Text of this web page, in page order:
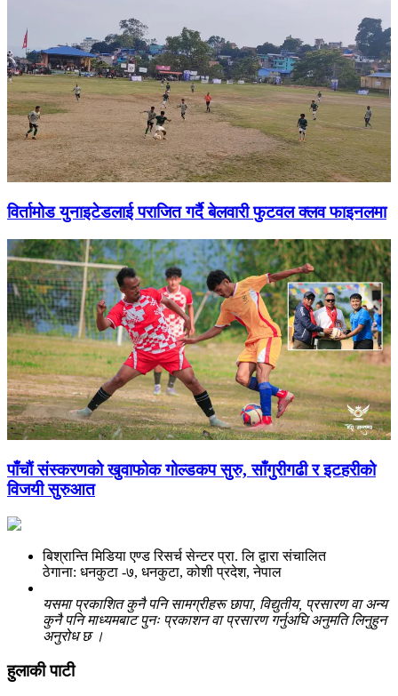
विर्तामोड युनाइटेडलाई पराजित गर्दै बेलवारी फुटवल क्लव फाइनलमा
पाँचाैं संस्करणको खुवाफोक गोल्डकप सुरु, साँगुरीगढी र इटहरीको
विजयी सुरुआत
बिश्रान्ति मिडिया एण्ड रिसर्च सेन्टर प्रा. लि द्वारा संचालित
ठेगाना: धनकुटा -७, धनकुटा, कोशी प्रदेश, नेपाल
यसमा प्रकाशित कुनै पनि सामग्रीहरू छापा, विद्युतीय, प्रसारण वा अन्य
कुनै पनि माध्यमबाट पुनः प्रकाशन वा प्रसारण गर्नुअघि अनुमति लिनुहुन
अनुरोध छ ।
हुलाकी पाटी